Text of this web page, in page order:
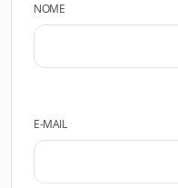
NOME
E-MAIL